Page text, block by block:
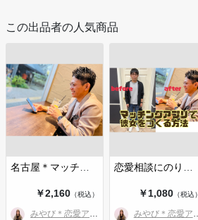
タップル: 200いいね達成（20代中盤）、5
ペアーズ: 400いいね達成（30代前半）※買
※外見、スペックによって個人差ありのため
はありません。
■自己紹介
私は1995年生まれの29歳で、2021年にマッ
主な活動として、写真撮影、プロフィール
ミナー、恋愛相談会など、様々なサポートを
また、結婚相談所の運営やメディアで恋愛
あり、恋愛や婚活に関する深い知識と実績が
私の経験が皆さまの恋愛や婚活のお役に立て
この出品者の人気商品
￥2,160（税込）
みやび＊恋愛アドバイザー
￥1,080 （税込）
みやび＊恋愛アドバイザー